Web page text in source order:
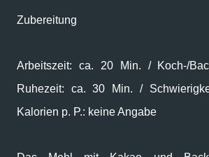
Zubereitung
Arbeitszeit: ca. 20 Min. / Koch-/
Ruhezeit: ca. 30 Min. /
Kalorien p. P.: keine Angabe